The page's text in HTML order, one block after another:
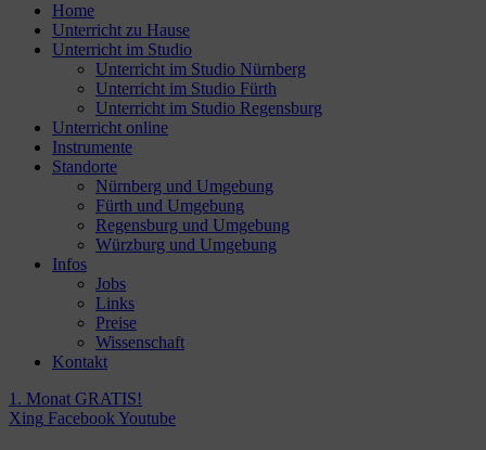
Home
Unterricht zu Hause
Unterricht im Studio
Unterricht im Studio Nürnberg
Unterricht im Studio Fürth
Unterricht im Studio Regensburg
Unterricht online
Instrumente
Standorte
Nürnberg und Umgebung
Fürth und Umgebung
Regensburg und Umgebung
Würzburg und Umgebung
Infos
Jobs
Links
Preise
Wissenschaft
Kontakt
1. Monat GRATIS!
Xing Facebook Youtube